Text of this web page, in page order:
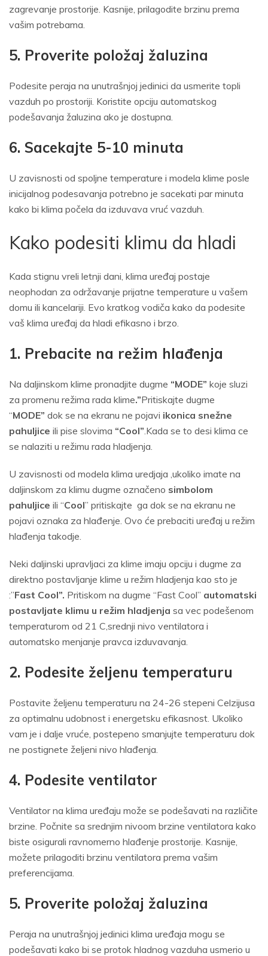
zagrevanje prostorije. Kasnije, prilagodite brzinu prema
vašim potrebama.
5. Proverite položaj žaluzina
Podesite peraja na unutrašnjoj jedinici da usmerite topli
vazduh po prostoriji. Koristite opciju automatskog
podešavanja žaluzina ako je dostupna.
6. Sacekajte 5-10 minuta
U zavisnosti od spoljne temperature i modela klime posle
inicijalnog podesavanja potrebno je sacekati par minuta
kako bi klima počela da izduvava vruć vazduh.
Kako podesiti klimu da hladi
Kada stignu vreli letnji dani, klima uređaj postaje
neophodan za održavanje prijatne temperature u vašem
domu ili kancelariji. Evo kratkog vodiča kako da podesite
vaš klima uređaj da hladi efikasno i brzo.
1. Prebacite na režim hlađenja
Na daljinskom klime pronadjite dugme “MODE” koje sluzi
za promenu režima rada klime.”Pritiskajte dugme
“MODE” dok se na ekranu ne pojavi ikonica snežne
pahuljice ili pise slovima “Cool” .Kada se to desi klima ce
se nalaziti u režimu rada hladjenja.
U zavisnosti od modela klima uredjaja ,ukoliko imate na
daljinskom za klimu dugme označeno simbolom
pahuljice ili “Cool” pritiskajte ga dok se na ekranu ne
pojavi oznaka za hlađenje. Ovo će prebaciti uređaj u režim
hlađenja takodje.
Neki daljinski upravljaci za klime imaju opciju i dugme za
direktno postavljanje klime u režim hladjenja kao sto je
:”Fast Cool”. Pritiskom na dugme “Fast Cool” automatski
postavljate klimu u režim hladjenja sa vec podešenom
temperaturom od 21 C,srednji nivo ventilatora i
automatsko menjanje pravca izduvavanja.
2. Podesite željenu temperaturu
Postavite željenu temperaturu na 24-26 stepeni Celzijusa
za optimalnu udobnost i energetsku efikasnost. Ukoliko
vam je i dalje vruće, postepeno smanjujte temperaturu dok
ne postignete željeni nivo hlađenja.
4. Podesite ventilator
Ventilator na klima uređaju može se podešavati na različite
brzine. Počnite sa srednjim nivoom brzine ventilatora kako
biste osigurali ravnomerno hlađenje prostorije. Kasnije,
možete prilagoditi brzinu ventilatora prema vašim
preferencijama.
5. Proverite položaj žaluzina
Peraja na unutrašnjoj jedinici klima uređaja mogu se
podešavati kako bi se protok hladnog vazduha usmerio u